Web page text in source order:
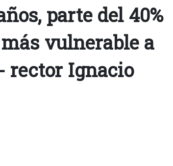
parte del 40%
vulnerable a
rector Ignacio